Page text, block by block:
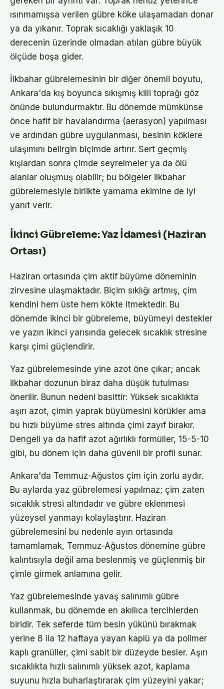
ısınmamışsa verilen gübre köke ulaşamadan donar
ya da yıkanır. Toprak sıcaklığı yaklaşık 10
derecenin üzerinde olmadan atılan gübre büyük
ölçüde boşa gider.
İlkbahar gübrelemesinin bir diğer önemli boyutu,
Ankara'da kış boyunca sıkışmış killi toprağı göz
önünde bulundurmaktır. Bu dönemde mümkünse
önce hafif bir havalandırma (aerasyon) yapılması
ve ardından gübre uygulanması, besinin köklere
ulaşımını belirgin biçimde artırır. Sert geçmiş
kışlardan sonra çimde seyrelmeler ya da ölü
alanlar oluşmuş olabilir; bu bölgeler ilkbahar
gübrelemesiyle birlikte yamama ekimine de iyi
yanıt verir.
İkinci Gübreleme: Yaz İdamesi (Haziran
Ortası)
Haziran ortasında çim aktif büyüme döneminin
zirvesine ulaşmaktadır. Biçim sıklığı artmış, çim
kendini hem üste hem kökte itmektedir. Bu
dönemde ikinci bir gübreleme, büyümeyi destekler
ve yazın ikinci yarısında gelecek sıcaklık stresine
karşı çimi güçlendirir.
Yaz gübrelemesinde yine azot öne çıkar; ancak
ilkbahar dozunun biraz daha düşük tutulması
önerilir. Bunun nedeni basittir: Yüksek sıcaklıkta
aşırı azot, çimin yaprak büyümesini körükler ama
bu hızlı büyüme stres altında çimi zayıf bırakır.
Dengeli ya da hafif azot ağırlıklı formüller, 15-5-10
gibi, bu dönem için daha güvenli bir profil sunar.
Ankara'da Temmuz-Ağustos çim için zorlu aydır.
Bu aylarda yaz gübrelemesi yapılmaz; çim zaten
sıcaklık stresi altındadır ve gübre eklenmesi
yüzeysel yanmayı kolaylaştırır. Haziran
gübrelemesini bu nedenle ayın ortasında
tamamlamak, Temmuz-Ağustos dönemine gübre
kalıntısıyla değil ama beslenmiş ve güçlenmiş bir
çimle girmek anlamına gelir.
Yaz gübrelemesinde yavaş salınımlı gübre
kullanmak, bu dönemde en akıllıca tercihlerden
biridir. Tek seferde tüm besin yükünü bırakmak
yerine 8 ila 12 haftaya yayan kaplü ya da polimer
kaplı granüller, çimi sabit bir düzeyde besler. Aşırı
sıcaklıkta hızlı salınımlı yüksek azot, kaplama
suyunu hızla buharlaştırarak çim yüzeyini yakar;